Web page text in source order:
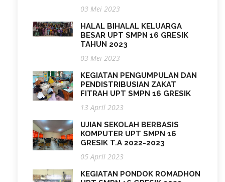
03 Mei 2023
HALAL BIHALAL KELUARGA
BESAR UPT SMPN 16 GRESIK
TAHUN 2023
03 Mei 2023
KEGIATAN PENGUMPULAN DAN
PENDISTRIBUSIAN ZAKAT
FITRAH UPT SMPN 16 GRESIK
13 April 2023
UJIAN SEKOLAH BERBASIS
KOMPUTER UPT SMPN 16
GRESIK T.A 2022-2023
05 April 2023
KEGIATAN PONDOK ROMADHON